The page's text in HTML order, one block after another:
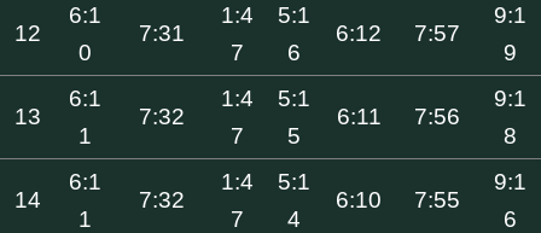
12
6:1
0
7:31
1:4
7
5:1
6
6:12 7:57
9:1
9
13
6:1
1
7:32
1:4
7
5:1
5
6:11 7:56
9:1
8
14
6:1
1
7:32
1:4
7
5:1
4
6:10 7:55
9:1
6